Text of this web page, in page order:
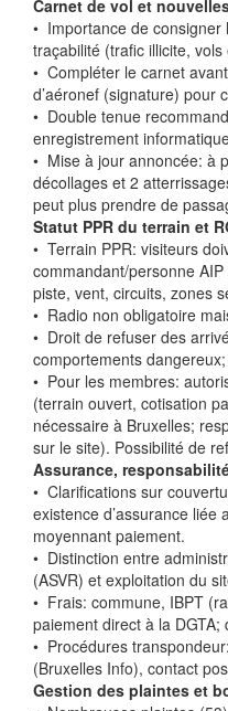
Carnet de vol et
•⁠ ⁠Importance de
traçabilité (trafic illicite,
•⁠ ⁠Compléter le carnet
d’aéronef (signature) pour
•⁠ ⁠Double tenue
enregistrement
•⁠ ⁠Mise à jour annoncée: à
décollages et 2
peut plus prendre de
Statut PPR du terrain et
•⁠ ⁠Terrain PPR: visiteurs
commandant/personne
piste, vent, circuits, zones
•⁠ ⁠Radio non obligatoire
•⁠ ⁠Droit de refuser des
comportements
•⁠ ⁠Pour les membres:
(terrain ouvert, cotisation
nécessaire à Bruxelles;
sur le site). Possibilité de
Assurance,
•⁠ ⁠Clarifications sur
existence d’assurance liée
moyennant paiement.
•⁠ ⁠Distinction entre
(ASVR) et exploitation du
•⁠ ⁠Frais: commune, IBPT
paiement direct à la
•⁠ ⁠Procédures
(Bruxelles Info), contact
Gestion des plaintes et